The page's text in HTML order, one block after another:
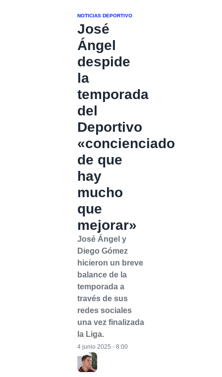
NOTICIAS DEPORTIVO
José
Ángel
despide
la
temporada
del
Deportivo
«concienciado
de que
hay
mucho
que
mejorar»
José Ángel y
Diego Gómez
hicieron un breve
balance de la
temporada a
través de sus
redes sociales
una vez finalizada
la Liga.
4 junio 2025 - 8:00